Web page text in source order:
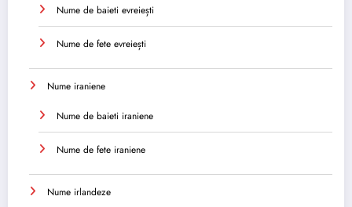
Nume de baieti evreiești
Nume de fete evreiești
Nume iraniene
Nume de baieti iraniene
Nume de fete iraniene
Nume irlandeze